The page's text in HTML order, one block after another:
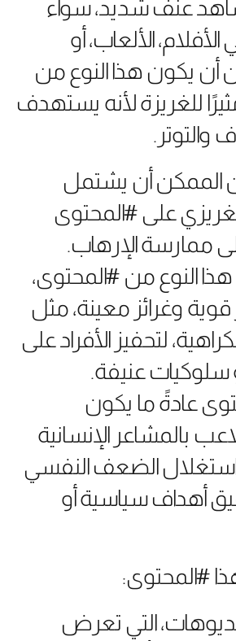
عنف شديد، سواء
الألعاب، أو
أن يكون هذا النوع من
للغريزة لأنه يستهدف
والتوتر.
الممكن أن يشتمل
على #المحتوى
ممارسة الإرهاب.
النوع من #المحتوى،
قوية وغرائز معينة، مثل
لتحفيز الأفراد على
سلوكيات عنيفة.
عادةً ما يكون
بالمشاعر الإنسانية
الضعف النفسي
أهداف سياسية أو
#المحتوى:
التي تعرض